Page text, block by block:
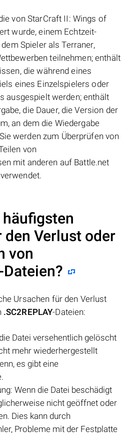
von StarCraft II: Wings of
wurde, einem Echtzeit-
Spieler als Terraner,
teilnehmen; enthält
die während eines
eines Einzelspielers oder
ausgespielt werden; enthält
die Dauer, die Version der
an dem die Wiedergabe
werden zum Überprüfen von
von
mit anderen auf Battle.net
den Verlust oder
von
Dateien?
Ursachen für den Verlust
.SC2REPLAY-Dateien:
Datei versehentlich gelöscht
mehr wiederhergestellt
es gibt eine
Wenn die Datei beschädigt
nicht geöffnet oder
Dies kann durch
Probleme mit der Festplatte